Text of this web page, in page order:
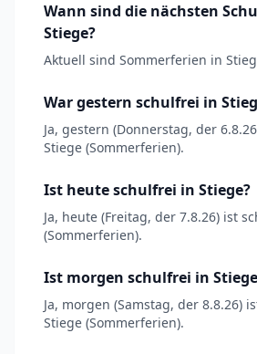
Wann sind die nächsten
Stiege?
Aktuell sind Sommerferien in
War gestern schulfrei in
Ja, gestern (Donnerstag, der
Stiege (Sommerferien).
Ist heute schulfrei in Stiege?
Ja, heute (Freitag, der 7.8.26) ist
(Sommerferien).
Ist morgen schulfrei in
Ja, morgen (Samstag, der 8.8.26)
Stiege (Sommerferien).